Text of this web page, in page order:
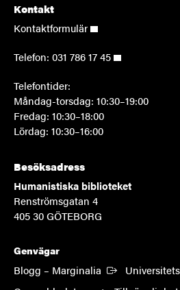
Kontakt
Kontaktformulär
Telefon: 031 786 17 45
Telefontider:
Måndag-torsdag: 10:30–19:00
Fredag: 10:30–18:00
Lördag: 10:30–16:00
Besöksadress
Humanistiska biblioteket
Renströmsgatan 4
405 30 GÖTEBORG
Genvägar
Blogg – Marginalia (Extern länk)